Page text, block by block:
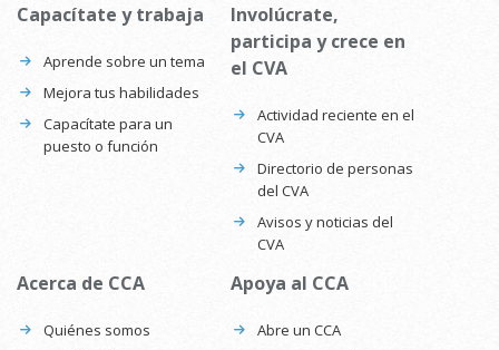
Capacítate y trabaja
Aprende sobre un tema
Mejora tus habilidades
Capacítate para un
puesto o función
Involúcrate,
participa y crece en
el CVA
Actividad reciente en el
CVA
Directorio de personas
del CVA
Avisos y noticias del
CVA
Acerca de CCA
Quiénes somos
Apoya al CCA
Abre un CCA